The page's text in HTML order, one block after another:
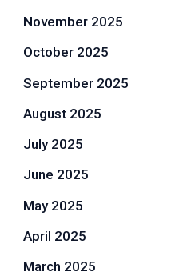
November 2025
October 2025
September 2025
August 2025
July 2025
June 2025
May 2025
April 2025
March 2025